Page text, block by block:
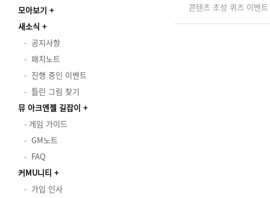
모아보기
새소식
공지사항
패치노트
진행 중인 이벤트
틀린 그림 찾기
뮤 아크엔젤 길잡이
게임 가이드
GM노트
FAQ
커MU니티
가입 인사
콘텐츠 초성 퀴즈 이벤트